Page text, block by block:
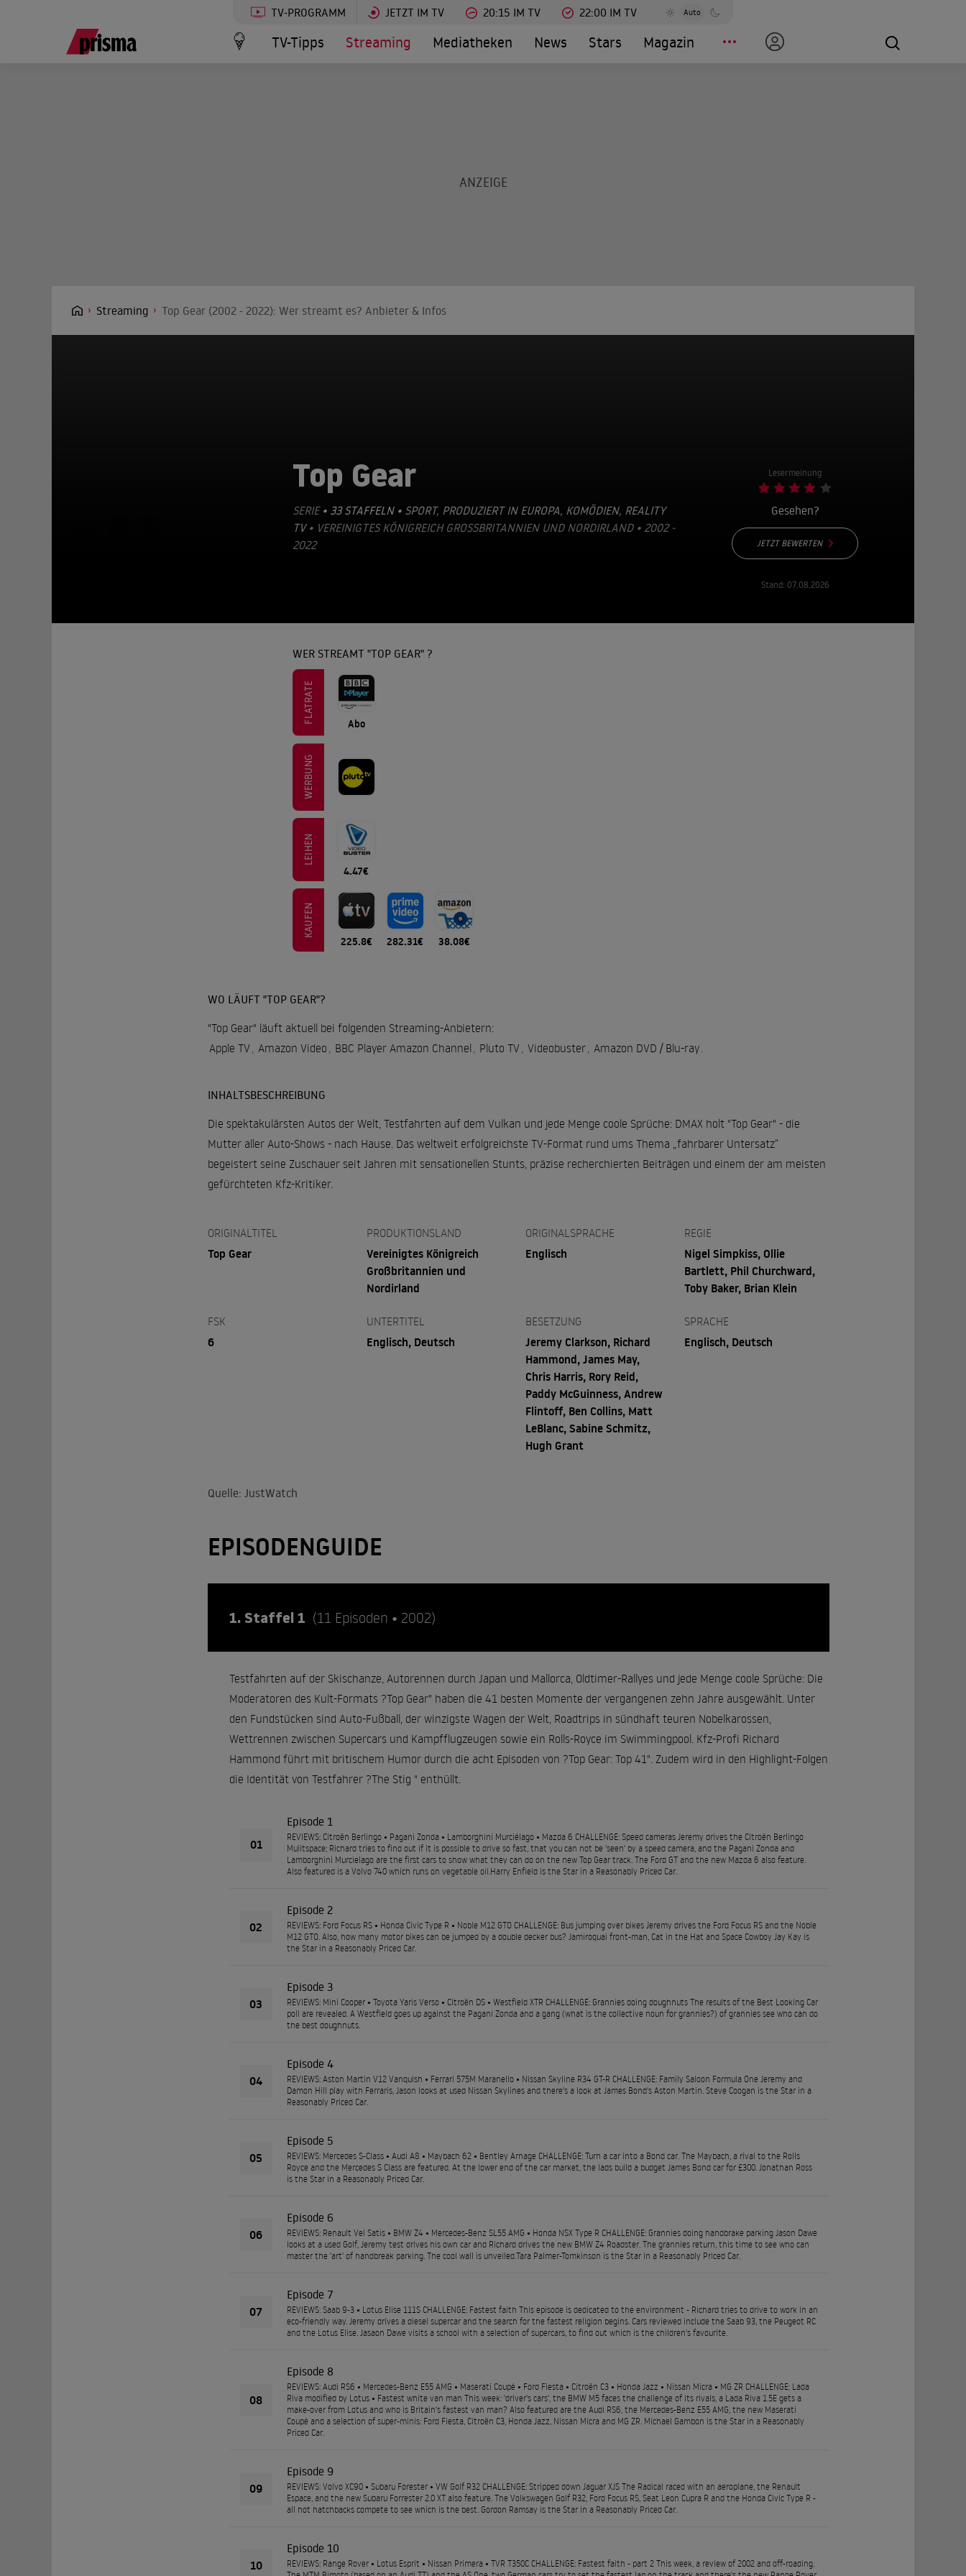
TV-PROGRAMM JETZT IM TV 20:15 IM TV 22:00 IM TV Auto
TV-Tipps Streaming Mediatheken News Stars Magazin
Streaming Top Gear (2002 - 2022): Wer streamt es? Anbieter & Infos
Top Gear
SERIE • 33 STAFFELN • SPORT, PRODUZIERT IN EUROPA, KOMÖDIEN, REALITY
TV• VEREINIGTES KÖNIGREICH GROSSBRITANNIEN UND NORDIRLAND • 2002 - 2
022
Lesermeinung
Gesehen?
JETZT BEWERTEN
Stand: 07.08.2026
WER STREAMT "TOP GEAR" ?
FLATRATE Abo
WERBUNG
LEIHEN
4.47€
KAUFEN
225.8€ 282.31€ 38.08€
WO LÄUFT "TOP GEAR"?
"Top Gear" läuft aktuell bei folgenden Streaming-Anbietern:
Apple TV, Amazon Video , BBC Player Amazon Channel , Pluto TV, Videobuster, Amazon DVD / Blu-ray.
INHALTSBESCHREIBUNG
Die spektakulärsten Autos der Welt, Testfahrten auf dem Vulkan und jede Menge coole Sprüche: DMAX holt "Top Gear" - die
Mutter aller Auto-Shows - nach Hause. Das weltweit erfolgreichste TV-Format rund ums Thema „fahrbarer Untersatz“
begeistert seine Zuschauer seit Jahren mit sensationellen Stunts, präzise recherchierten Beiträgen und einem der am meisten
gefürchteten Kfz-Kritiker.
ORIGINALTITEL
Top Gear
PRODUKTIONSLAND
Vereinigtes Königreich
Großbritannien und
Nordirland
ORIGINALSPRACHE
Englisch
REGIE
Nigel Simpkiss, Ollie
Bartlett, Phil Churchward,
Toby Baker, Brian Klein
FSK
6
UNTERTITEL
Englisch, Deutsch
BESETZUNG
Jeremy Clarkson, Richard
Hammond, James May,
Chris Harris, Rory Reid,
Paddy McGuinness, Andrew
Flintoff, Ben Collins, Matt
LeBlanc, Sabine Schmitz,
Hugh Grant
SPRACHE
Englisch, Deutsch
Quelle: JustWatch
EPISODENGUIDE
1. Staffel 1 (11 Episoden • 2002)
Testfahrten auf der Skischanze, Autorennen durch Japan und Mallorca, Oldtimer-Rallyes und jede Menge coole Sprüche: Die
Moderatoren des Kult-Formats ?Top Gear" haben die 41 besten Momente der vergangenen zehn Jahre ausgewählt. Unter
den Fundstücken sind Auto-Fußball, der winzigste Wagen der Welt, Roadtrips in sündhaft teuren Nobelkarossen,
Wettrennen zwischen Supercars und Kampfflugzeugen sowie ein Rolls-Royce im Swimmingpool. Kfz-Profi Richard
Hammond führt mit britischem Humor durch die acht Episoden von ?Top Gear: Top 41". Zudem wird in den Highlight-Folgen
die Identität von Testfahrer ?The Stig " enthüllt.
01
Episode 1
REVIEWS: Citroën Berlingo • Pagani Zonda • Lamborghini Murciélago • Mazda 6 CHALLENGE: Speed cameras Jeremy drives the Citroën Berlingo
Mulitspace; Richard tries to find out if it is possible to drive so fast, that you can not be 'seen' by a speed camera, and the Pagani Zonda and
Lamborghini Murcielago are the first cars to show what they can do on the new Top Gear track. The Ford GT and the new Mazda 6 also feature.
Also featured is a Volvo 740 which runs on vegetable oil.Harry Enfield is the Star in a Reasonably Priced Car.
02
Episode 2
REVIEWS: Ford Focus RS • Honda Civic Type R • Noble M12 GTO CHALLENGE: Bus jumping over bikes Jeremy drives the Ford Focus RS and the Noble
M12 GTO. Also, how many motor bikes can be jumped by a double decker bus? Jamiroquai front-man, Cat in the Hat and Space Cowboy Jay Kay is
the Star in a Reasonably Priced Car.
03
Episode 3
REVIEWS: Mini Cooper • Toyota Yaris Verso • Citroën DS • Westfield XTR CHALLENGE: Grannies doing doughnuts The results of the Best Looking Car
poll are revealed. A Westfield goes up against the Pagani Zonda and a gang (what is the collective noun for grannies?) of grannies see who can do
the best doughnuts.
04
Episode 4
REVIEWS: Aston Martin V12 Vanquish • Ferrari 575M Maranello • Nissan Skyline R34 GT-R CHALLENGE: Family Saloon Formula One Jeremy and
Damon Hill play with Ferraris, Jason looks at used Nissan Skylines and there's a look at James Bond's Aston Martin. Steve Coogan is the Star in a
Reasonably Priced Car.
05
Episode 5
REVIEWS: Mercedes S-Class • Audi A8 • Maybach 62 • Bentley Arnage CHALLENGE: Turn a car into a Bond car. The Maybach, a rival to the Rolls
Royce and the Mercedes S Class are featured. At the lower end of the car market, the lads build a budget James Bond car for £300. Jonathan Ross
is the Star in a Reasonably Priced Car.
06
Episode 6
REVIEWS: Renault Vel Satis • BMW Z4 • Mercedes-Benz SL55 AMG • Honda NSX Type R CHALLENGE: Grannies doing handbrake parking Jason Dawe
looks at a used Golf, Jeremy test drives his own car and Richard drives the new BMW Z4 Roadster. The grannies return, this time to see who can
master the 'art' of handbreak parking. The cool wall is unveiled.Tara Palmer-Tomkinson is the Star in a Reasonably Priced Car.
07
Episode 7
REVIEWS: Saab 9-3 • Lotus Elise 111S CHALLENGE: Fastest faith This episode is dedicated to the environment - Richard tries to drive to work in an
eco-friendly way. Jeremy drives a diesel supercar and the search for the fastest religion begins. Cars reviewed include the Saab 93, the Peugeot RC
and the Lotus Elise. Jasaon Dawe visits a school with a selection of supercars, to find out which is the children's favourite.
08
Episode 8
REVIEWS: Audi RS6 • Mercedes-Benz E55 AMG • Maserati Coupé • Ford Fiesta • Citroën C3 • Honda Jazz • Nissan Micra • MG ZR CHALLENGE: Lada
Riva modified by Lotus • Fastest white van man This week: 'driver's cars', the BMW M5 faces the challenge of its rivals, a Lada Riva 1.5E gets a
make-over from Lotus and who is Britain's fastest van man? Also featured are the Audi RS6, the Mercedes-Benz E55 AMG, the new Maserati
Coupé and a selection of super-minis: Ford Fiesta, Citroën C3, Honda Jazz, Nissan Micra and MG ZR. Michael Gambon is the Star in a Reasonably
Priced Car.
09
Episode 9
REVIEWS: Volvo XC90 • Subaru Forester • VW Golf R32 CHALLENGE: Stripped down Jaguar XJS The Radical raced with an aeroplane, the Renault
Espace, and the new Subaru Forrester 2.0 XT also feature. The Volkswagen Golf R32, Ford Focus RS, Seat Leon Cupra R and the Honda Civic Type R -
all hot hatchbacks compete to see which is the best. Gordon Ramsay is the Star in a Reasonably Priced Car.
10
Episode 10
REVIEWS: Range Rover • Lotus Esprit • Nissan Primera • TVR T350C CHALLENGE: Fastest faith - part 2 This week, a review of 2002 and off-roading.